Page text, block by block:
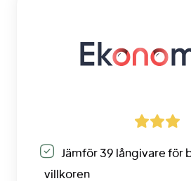
Jämför 39 långivare för
villkoren